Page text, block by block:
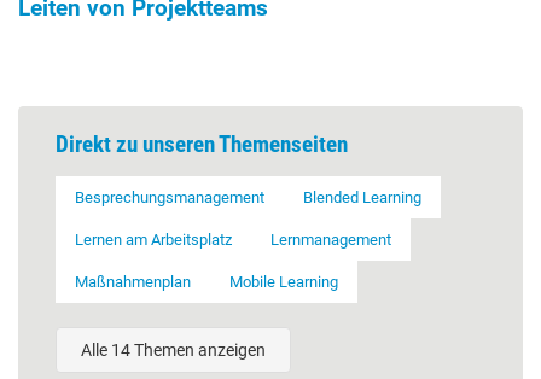
Leiten von Projektteams
Direkt zu unseren Themenseiten
Besprechungsmanagement Blended Learning
Lernen am Arbeitsplatz Lernmanagement
Maßnahmenplan Mobile Learning
Alle 14 Themen anzeigen